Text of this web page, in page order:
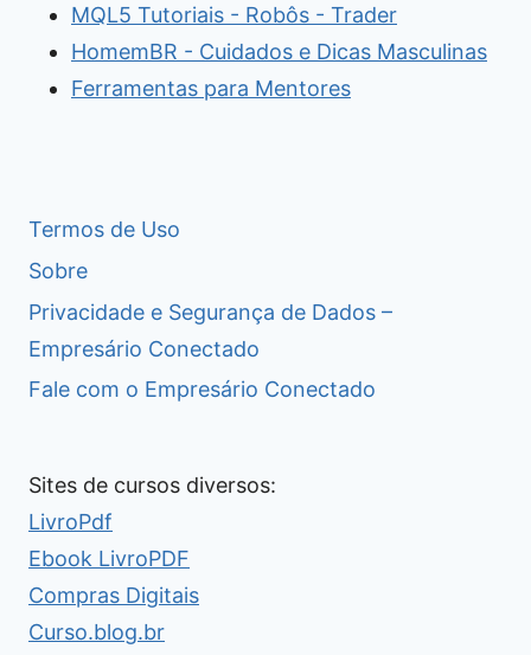
MQL5 Tutoriais - Robôs - Trader
HomemBR - Cuidados e Dicas Masculinas
Ferramentas para Mentores
Termos de Uso
Sobre
Privacidade e Segurança de Dados –
Empresário Conectado
Fale com o Empresário Conectado
Sites de cursos diversos:
LivroPdf
Ebook LivroPDF
Compras Digitais
Curso.blog.br